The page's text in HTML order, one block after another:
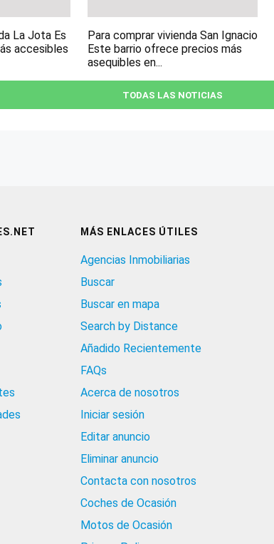
La Jota Es
accesibles
Para comprar vivienda San Ignacio
Este barrio ofrece precios más
asequibles en...
TODAS LAS NOTICIAS
MÁS ENLACES ÚTILES
Agencias Inmobiliarias
Buscar
Buscar en mapa
Search by Distance
Añadido Recientemente
FAQs
Acerca de nosotros
Iniciar sesión
Editar anuncio
Eliminar anuncio
Contacta con nosotros
Coches de Ocasión
Motos de Ocasión